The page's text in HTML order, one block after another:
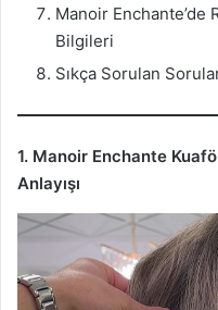
Manoir Enchante’de
Bilgileri
Sıkça Sorulan
1. Manoir Enchante
Anlayışı